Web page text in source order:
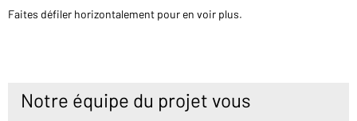
Faites défiler horizontalement pour en voir plus.
Notre équipe du projet vous